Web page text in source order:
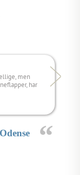
men
har